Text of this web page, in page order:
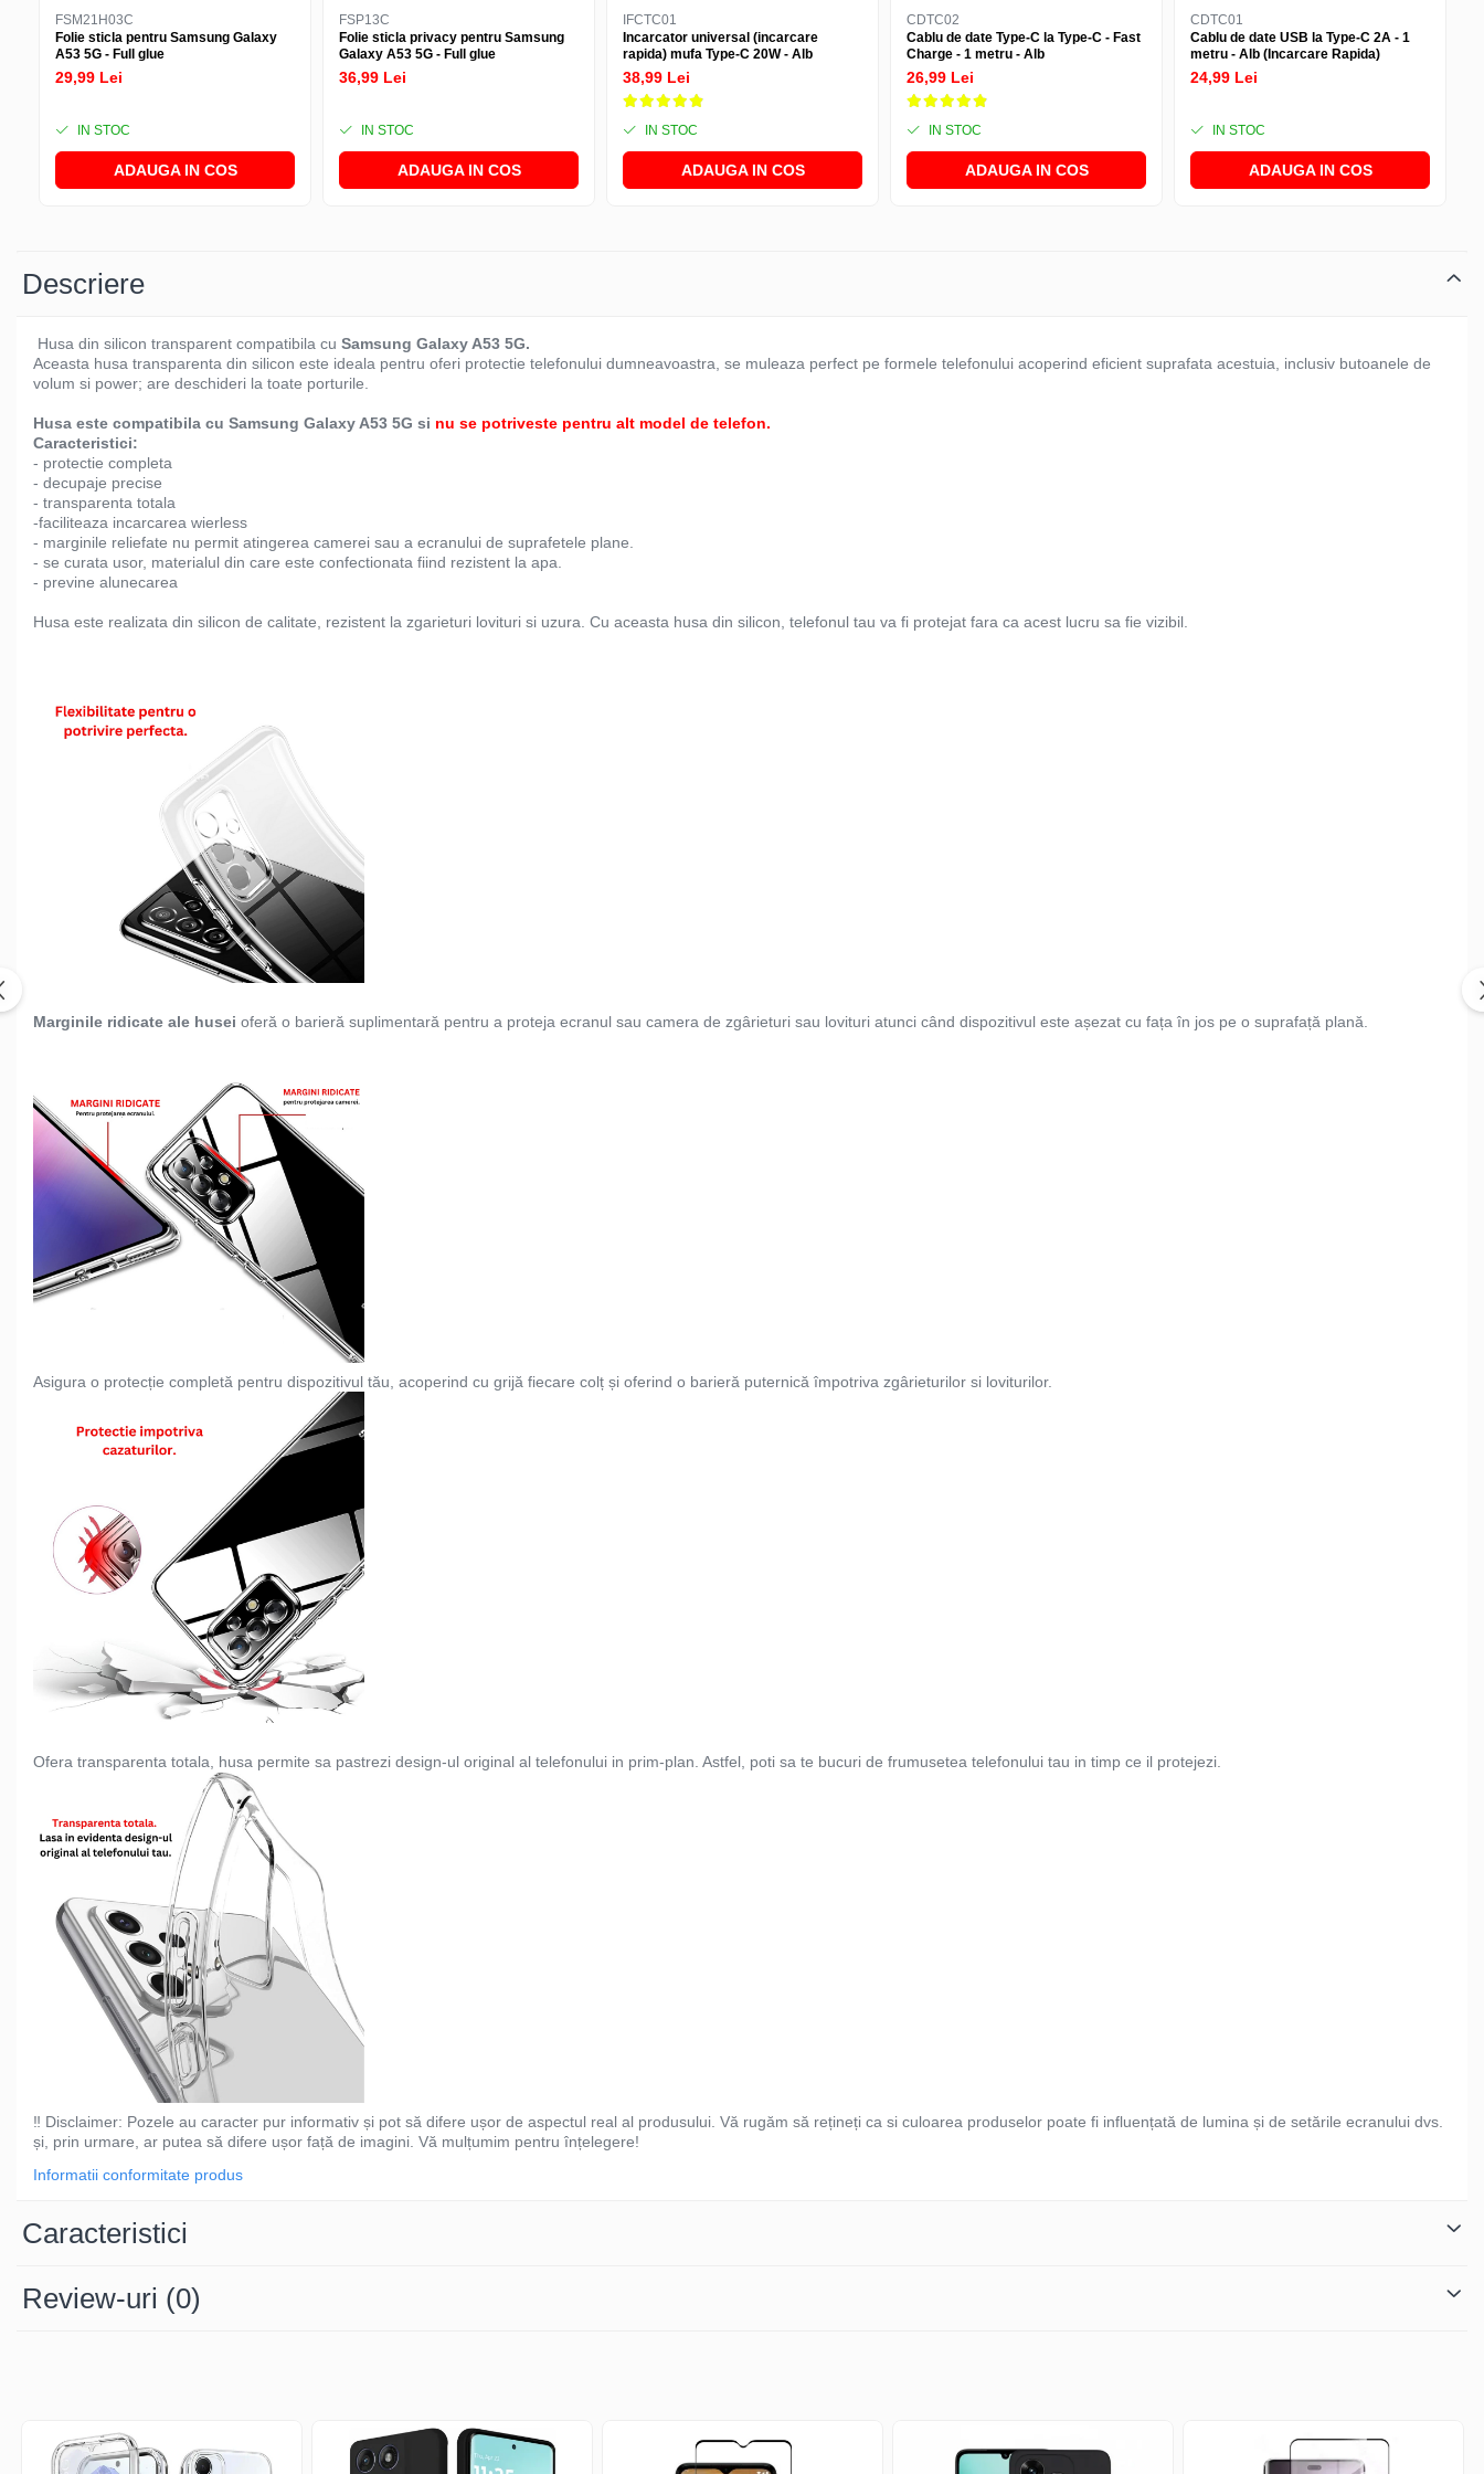
FSM21H03C
Folie sticla pentru Samsung Galaxy
A53 5G - Full glue
29,99 Lei
IN STOC
ADAUGA IN COS
FSP13C
Folie sticla privacy pentru Samsung
Galaxy A53 5G - Full glue
36,99 Lei
IN STOC
ADAUGA IN COS
IFCTC01
Incarcator universal (incarcare
rapida) mufa Type-C 20W - Alb
38,99 Lei
IN STOC
ADAUGA IN COS
CDTC02
Cablu de date Type-C la Type-C - Fast
Charge - 1 metru - Alb
26,99 Lei
IN STOC
ADAUGA IN COS
CDTC01
Cablu de date USB la Type-C 2A - 1
metru - Alb (Incarcare Rapida)
24,99 Lei
IN STOC
ADAUGA IN COS
Descriere
Husa din silicon transparent compatibila cu Samsung Galaxy A53 5G.
Aceasta husa transparenta din silicon este ideala pentru oferi protectie telefonului dumneavoastra, se muleaza perfect pe formele telefonului acoperind eficient suprafata acestuia, inclusiv butoanele de
volum si power; are deschideri la toate porturile.
Husa este compatibila cu Samsung Galaxy A53 5G si nu se potriveste pentru alt model de telefon.
Caracteristici:
- protectie completa
- decupaje precise
- transparenta totala
-faciliteaza incarcarea wierless
- marginile reliefate nu permit atingerea camerei sau a ecranului de suprafetele plane.
- se curata usor, materialul din care este confectionata fiind rezistent la apa.
- previne alunecarea
Husa este realizata din silicon de calitate, rezistent la zgarieturi lovituri si uzura. Cu aceasta husa din silicon, telefonul tau va fi protejat fara ca acest lucru sa fie vizibil.
Marginile ridicate ale husei oferă o barieră suplimentară pentru a proteja ecranul sau camera de zgârieturi sau lovituri atunci când dispozitivul este așezat cu fața în jos pe o suprafață plană.
Asigura o protecție completă pentru dispozitivul tău, acoperind cu grijă fiecare colț și oferind o barieră puternică împotriva zgârieturilor si loviturilor.
Ofera transparenta totala, husa permite sa pastrezi design-ul original al telefonului in prim-plan. Astfel, poti sa te bucuri de frumusetea telefonului tau in timp ce il protejezi.
‼️ Disclaimer: Pozele au caracter pur informativ și pot să difere ușor de aspectul real al produsului. Vă rugăm să rețineți ca si culoarea produselor poate fi influențată de lumina și de setările ecranului dvs.
și, prin urmare, ar putea să difere ușor față de imagini. Vă mulțumim pentru înțelegere!
Informatii conformitate produs
Caracteristici
Review-uri (0)